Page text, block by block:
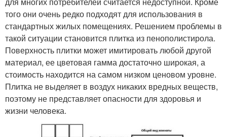
того они очень редко подходят для использования в
стандартных жилых помещениях. Решением проблемы в
такой ситуации становится плитка из пенополистирола.
Поверхность плитки может имитировать любой другой
материал, ее цветовая гамма достаточно широкая, а
стоимость находится на самом низком ценовом уровне.
Плитка не выделяет в воздух никаких вредных веществ,
поэтому не представляет опасности для здоровья и
жизни человека.